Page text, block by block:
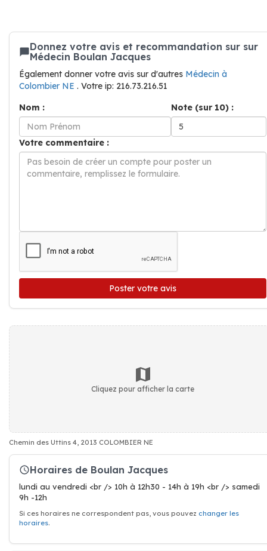
Donnez votre avis et recommandation sur sur
Médecin Boulan Jacques
Également donner votre avis sur d'autres Médecin à
Colombier NE . Votre ip: 216.73.216.51
Nom :
Note (sur 10) :
Votre commentaire :
Poster votre avis
Cliquez pour afficher la carte
Chemin des Uttins 4, 2013 COLOMBIER NE
Horaires de Boulan Jacques
lundi au vendredi <br /> 10h à 12h30 - 14h à 19h <br /> samedi
9h -12h
Si ces horaires ne correspondent pas, vous pouvez changer les
horaires.